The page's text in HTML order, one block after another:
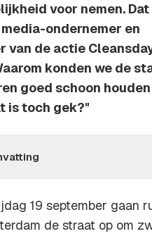
voor nemen.
ondernemer en
van de actie
konden we de
goed schoon houden
is toch gek?"
19 september gaan
de straat op om